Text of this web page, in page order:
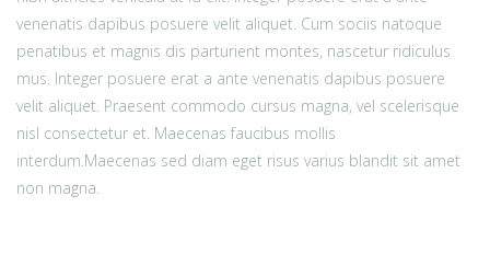
venenatis dapibus posuere velit aliquet. Cum sociis natoque
penatibus et magnis dis parturient montes, nascetur ridiculus
mus. Integer posuere erat a ante venenatis dapibus posuere
velit aliquet. Praesent commodo cursus magna, vel scelerisque
nisl consectetur et. Maecenas faucibus mollis
interdum.Maecenas sed diam eget risus varius blandit sit amet
non magna.